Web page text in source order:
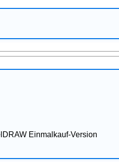
Einmalkauf-Version